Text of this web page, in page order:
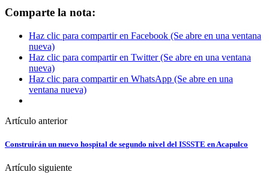
Comparte la nota:
Haz clic para compartir en Facebook (Se abre en una ventana
nueva)
Haz clic para compartir en Twitter (Se abre en una ventana
nueva)
Haz clic para compartir en WhatsApp (Se abre en una
ventana nueva)
Artículo anterior
Construirán un nuevo hospital de segundo nivel del ISSSTE en Acapulco
Artículo siguiente